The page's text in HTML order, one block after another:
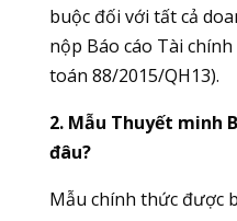
buộc đối với tất cả
nộp Báo cáo Tài
toán 88/2015/QH13).
2. Mẫu Thuyết minh
đâu?
Mẫu chính thức được